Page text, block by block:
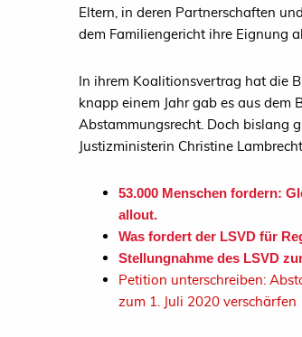
Eltern, in deren Partnerschaften
dem Familiengericht ihre Eignung
In ihrem Koalitionsvertrag hat die
knapp einem Jahr gab es aus
Abstammungsrecht. Doch bislang
Justizministerin Christine
53.000 Menschen fordern:
allout.
Was fordert der LSVD für
Stellungnahme des LSVD
Petition unterschreiben:
zum 1. Juli 2020 verschärfen